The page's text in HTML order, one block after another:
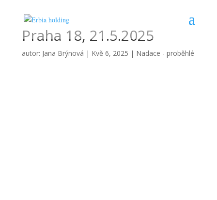
Praha 18, 21.5.2025
autor: Jana Brýnová | Kvě 6, 2025 | Nadace - proběhlé